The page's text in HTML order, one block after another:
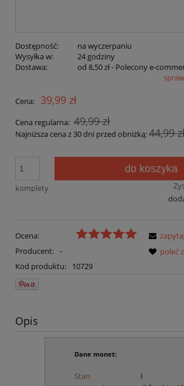
Dostępność:
na wyczerpaniu
Wysyłka w:
24 godziny
Dostawa:
od 8,50 zł- Polecony e-
Cena nie zawiera ewentualnych kosztów
Cena: 39,99 zł
Cena regularna: 49,99 zł
Najniższa cena z 30 dni przed obniżką:44,99
komplety
do koszyka
Ocena:
Producent: -
Kod produktu:
10729
poleć
Opis
Dane monet:
Stan
I